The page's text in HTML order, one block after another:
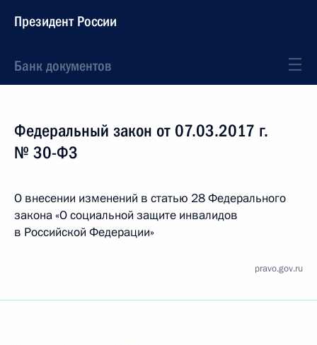
Президент России
Банк документов
Федеральный закон от 07.03.2017 г.
№ 30-ФЗ
О внесении изменений в статью 28 Федерального
закона «О социальной защите инвалидов
в Российской Федерации»
pravo.gov.ru